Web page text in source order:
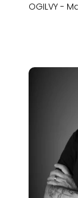
OGILVY -